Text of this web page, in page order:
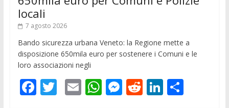
locali
7 agosto 2026
Bando sicurezza urbana Veneto: la Regione mette a
disposizione 650mila euro per sostenere i Comuni e le
loro associazioni negli
F T E W M R Li C